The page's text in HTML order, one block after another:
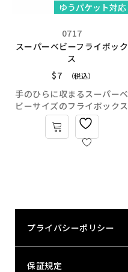
ゆうパケット対応
0717
スーパーベビーフライボック
ス
$7 （税込）
手のひらに収まるスーパーベ
ビーサイズのフライボックス
プライバシーポリシー
保証規定